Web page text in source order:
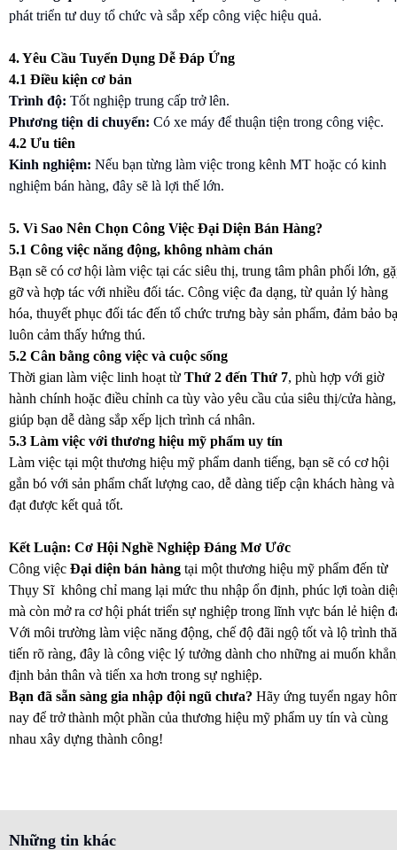
phát triển tư duy tổ chức và sắp xếp công việc hiệu quả.
4. Yêu Cầu Tuyển Dụng Dễ Đáp Ứng
4.1 Điều kiện cơ bản
Trình độ: Tốt nghiệp trung cấp trở lên.
Phương tiện di chuyển: Có xe máy để thuận tiện trong công việc.
4.2 Ưu tiên
Kinh nghiệm: Nếu bạn từng làm việc trong kênh MT hoặc có kinh
nghiệm bán hàng, đây sẽ là lợi thế lớn.
5. Vì Sao Nên Chọn Công Việc Đại Diện Bán Hàng?
5.1 Công việc năng động, không nhàm chán
Bạn sẽ có cơ hội làm việc tại các siêu thị, trung tâm phân phối lớn,
gỡ và hợp tác với nhiều đối tác. Công việc đa dạng, từ quản lý hàng
hóa, thuyết phục đối tác đến tổ chức trưng bày sản phẩm, đảm bảo
luôn cảm thấy hứng thú.
5.2 Cân bằng công việc và cuộc sống
Thời gian làm việc linh hoạt từ Thứ 2 đến Thứ 7, phù hợp với giờ
hành chính hoặc điều chỉnh ca tùy vào yêu cầu của siêu thị/cửa hàng,
giúp bạn dễ dàng sắp xếp lịch trình cá nhân.
5.3 Làm việc với thương hiệu mỹ phẩm uy tín
Làm việc tại một thương hiệu mỹ phẩm danh tiếng, bạn sẽ có cơ hội
gắn bó với sản phẩm chất lượng cao, dễ dàng tiếp cận khách hàng và
đạt được kết quả tốt.
Kết Luận: Cơ Hội Nghề Nghiệp Đáng Mơ Ước
Công việc Đại diện bán hàng tại một thương hiệu mỹ phẩm đến từ
Thụy Sĩ không chỉ mang lại mức thu nhập ổn định, phúc lợi toàn
mà còn mở ra cơ hội phát triển sự nghiệp trong lĩnh vực bán lẻ hiện
Với môi trường làm việc năng động, chế độ đãi ngộ tốt và lộ trình
tiến rõ ràng, đây là công việc lý tưởng dành cho những ai muốn
định bản thân và tiến xa hơn trong sự nghiệp.
Bạn đã sẵn sàng gia nhập đội ngũ chưa? Hãy ứng tuyển ngay
nay để trở thành một phần của thương hiệu mỹ phẩm uy tín và cùng
nhau xây dựng thành công!
Những tin khác